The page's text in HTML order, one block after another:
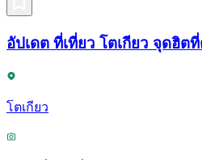
อัปเดต ที่เที่ยว โตเกียว จุดฮิต
โตเกียว